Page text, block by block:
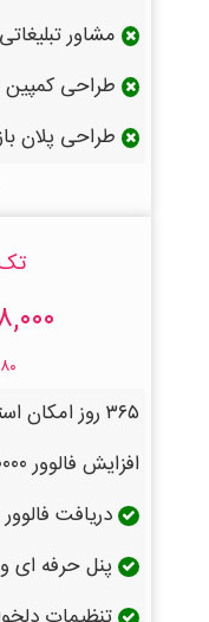
مشاور تبلیغاتی
طراحی کمپین
طراحی پلان
تک
۴۸,۰۰۰ تومان
۱۸۰ هزار
۳۶۵ روز امکان استفاده از پنل
افزایش فالوور ۳۰۰۰۰ تا ۵۳۰۰۰ نفر
دریافت
پنل حرفه ای